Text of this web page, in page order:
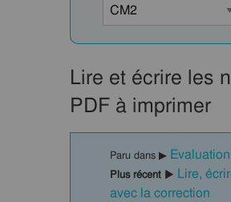
Lire et écrire les
PDF à imprimer
Paru dans ▶
Plus récent ▶ Lire,
avec la correction